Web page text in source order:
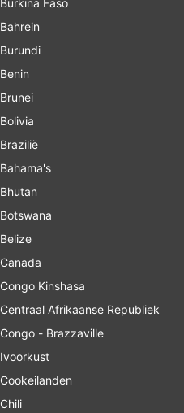
Burkina Faso
Bahrein
Burundi
Benin
Brunei
Bolivia
Brazilië
Bahama's
Bhutan
Botswana
Belize
Canada
Congo Kinshasa
Centraal Afrikaanse Republiek
Congo - Brazzaville
Ivoorkust
Cookeilanden
Chili